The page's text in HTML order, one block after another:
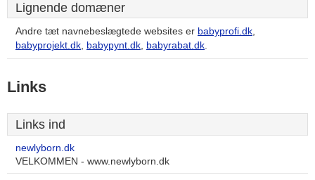
Lignende domæner
Andre tæt navnebeslægtede websites er babyprofi.dk,
babyprojekt.dk, babypynt.dk, babyrabat.dk.
Links
Links ind
newlyborn.dk
VELKOMMEN - www.newlyborn.dk